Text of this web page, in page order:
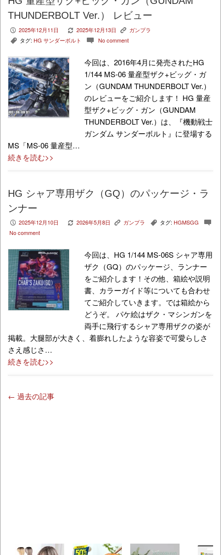
THUNDERBOLT Ver.） レビュー
P 2025年12月11日 V 2025年12月13日 K ガンプラ
, タグ: HG サンダーボルト c No comment
今回は、2016年4月に発売されたHG
1/144 MS-06 量産型ザク+ビッグ・ガ
ン（GUNDAM THUNDERBOLT Ver.）
のレビューをご紹介します！ HG 量産
型ザク+ビッグ・ガン（GUNDAM
THUNDERBOLT Ver.）は、『機動戦士
ガンダム サンダーボルト』に登場する
MS「MS-06 量産型…
続きを読む>>
HG シャア専用ザク（GQ）のパッケージ・ラ
ンナー
P 2025年12月10日 V 2026年5月8日 K ガンプラ , タグ: HGMSGG c
No comment
今回は、HG 1/144 MS-06S シャア専用
ザク（GQ）のパッケージ、ランナー
をご紹介します！その他、箱絵や説明
書、カラーガイド等についても合わせ
てご紹介していきます。では箱絵から
どうぞ。 パケ絵はザク・マシンガンを
両手に飛行するシャア専用ザクの姿が
掲載。大腿部が大きく、着膨れしたような容姿で可愛らしさ
さえ感じさ…
続きを読む>>
← 過去の記事